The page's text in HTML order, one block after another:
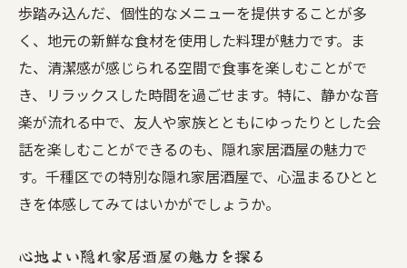
歩踏み込んだ、個性的なメニューを提供することが多
く、地元の新鮮な食材を使用した料理が魅力です。ま
た、清潔感が感じられる空間で食事を楽しむことがで
き、リラックスした時間を過ごせます。特に、静かな音
楽が流れる中で、友人や家族とともにゆったりとした会
話を楽しむことができるのも、隠れ家居酒屋の魅力で
す。千種区での特別な隠れ家居酒屋で、心温まるひとと
きを体感してみてはいかがでしょうか。
心地よい隠れ家居酒屋の魅力を探る